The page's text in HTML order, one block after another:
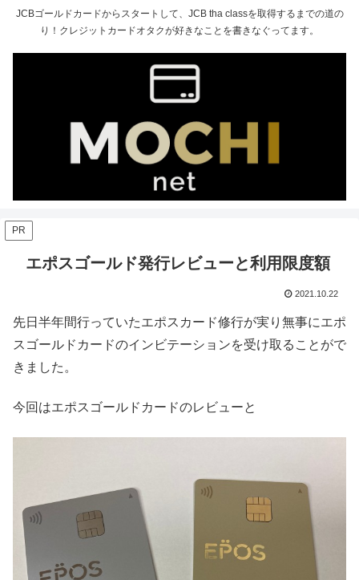
JCBゴールドカードからスタートして、JCB tha classを取得するまでの道の
り！クレジットカードオタクが好きなことを書きなぐってます。
PR
エポスゴールド発行レビューと利用限度額
2021.10.22
先日半年間行っていたエポスカード修行が実り無事にエポ
スゴールドカードのインビテーションを受け取ることがで
きました。
今回はエポスゴールドカードのレビューと